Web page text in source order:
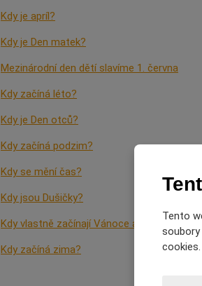
Kdy je apríl?
Kdy je Den matek?
Mezinárodní den dětí slavíme 1. června
Kdy začíná léto?
Kdy je Den otců?
Kdy začíná podzim?
Kdy se mění čas?
Kdy jsou Dušičky?
Kdy vlastně začínají Vánoce a proč je
Kdy začíná zima?
Tento
soubory
cookies.